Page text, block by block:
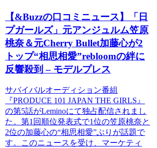
【&Buzzの口コミニュース】「日
プガールズ」元アンジュルム笠原
桃奈＆元Cherry Bullet加藤心が2
トップ“相思相愛”rebloomの絆に
反響殺到 – モデルプレス
サバイバルオーディション番組
『PRODUCE 101 JAPAN THE GIRLS』
の第5話がLeminoにて独占配信されまし
た。第1回順位発表式で1位の笠原桃奈と
2位の加藤心の“相思相愛”ぶりが話題で
す。このニュースを受け、マーケティ